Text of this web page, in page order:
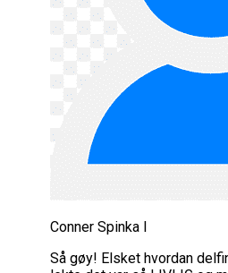
Conner Spinka I
Så gøy! Elsket hvordan